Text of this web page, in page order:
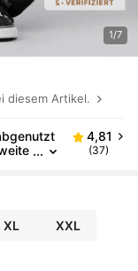
1/7
diesem Artikel.
4,81
(37)
XL XXL